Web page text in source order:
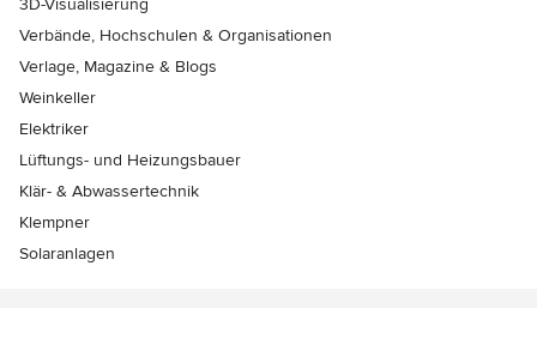
3D-Visualisierung
Verbände, Hochschulen & Organisationen
Verlage, Magazine & Blogs
Weinkeller
Elektriker
Lüftungs- und Heizungsbauer
Klär- & Abwassertechnik
Klempner
Solaranlagen